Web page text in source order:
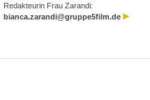
Redakteurin Frau Zarandi:
bianca.zarandi@gruppe5film.de